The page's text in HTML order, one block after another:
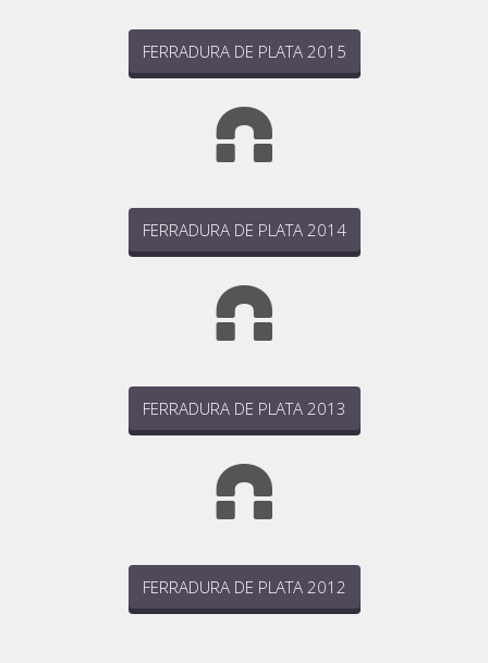
FERRADURA DE PLATA 2015
FERRADURA DE PLATA 2014
FERRADURA DE PLATA 2013
FERRADURA DE PLATA 2012